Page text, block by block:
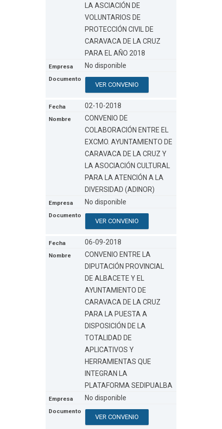
LA ASCIACIÓN DE
VOLUNTARIOS DE
PROTECCIÓN CIVIL DE
CARAVACA DE LA CRUZ
PARA EL AÑO 2018
No disponible
VER CONVENIO
02-10-2018
CONVENIO DE
COLABORACIÓN ENTRE EL
EXCMO. AYUNTAMIENTO DE
CARAVACA DE LA CRUZ Y
LA ASOCIACIÓN CULTURAL
PARA LA ATENCIÓN A LA
DIVERSIDAD (ADINOR)
No disponible
VER CONVENIO
06-09-2018
CONVENIO ENTRE LA
DIPUTACIÓN PROVINCIAL
DE ALBACETE Y EL
AYUNTAMIENTO DE
CARAVACA DE LA CRUZ
PARA LA PUESTA A
DISPOSICIÓN DE LA
TOTALIDAD DE
APLICATIVOS Y
HERRAMIENTAS QUE
INTEGRAN LA
PLATAFORMA SEDIPUALBA
No disponible
VER CONVENIO